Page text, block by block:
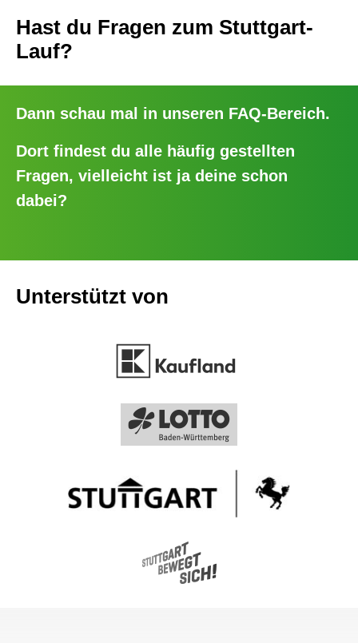
Hast du Fragen zum Stuttgart-
Lauf?
Dann schau mal in unseren FAQ-Bereich.
Dort findest du alle häufig gestellten
Fragen, vielleicht ist ja deine schon
dabei?
Unterstützt von